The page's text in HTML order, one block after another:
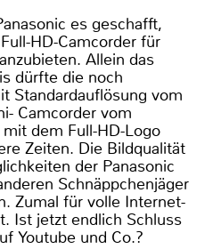
es geschafft,
HD-Camcorder für
Allein das
dürfte die noch
Standardauflösung vom
Camcorder vom
dem Full-HD-Logo
Zeiten. Die Bildqualität
der Panasonic
Schnäppchenjäger
Zumal für volle Internet-
Ist jetzt endlich Schluss
Youtube und Co.?